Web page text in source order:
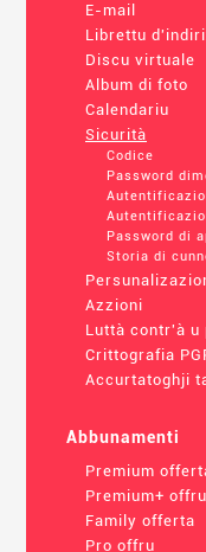
E-mail
Librettu
Discu virtuale
Album di foto
Calendariu
Sicurità
Codice
Password
Password di
Storia di
Azzioni
Luttà contr'à u
Crittografia
Accurtatoghji
Abbunamenti
Premium
Premium+ offru
Family offerta
Pro offru